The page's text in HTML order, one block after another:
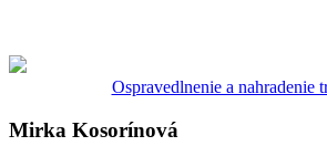
Ospravedlnenie a nahradenie
Mirka Kosorínová